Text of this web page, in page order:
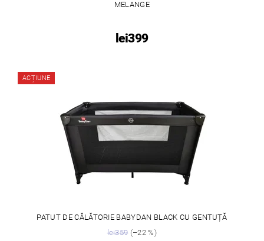
MELANGE
lei399
ACȚIUNE
PATUT DE CĂLĂTORIE BABYDAN BLACK CU GENTUȚĂ
lei359(–22 %)